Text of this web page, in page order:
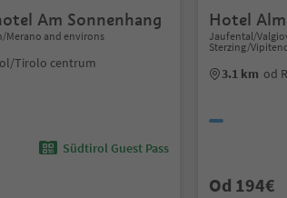
Am Sonnenhang
Merano and environs
Tirolo centrum
Südtirol Guest Pass
Hotel
Jaufental/
Sterzing/
3.1 km od
Od 194€